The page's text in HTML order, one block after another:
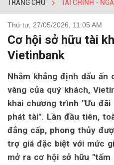
TRANG CHỦ TÀI CHÍNH -
Thứ tư, 27/05/2026, 11:05 AM
Cơ hội sở hữu tài
Vietinbank
Nhằm khẳng định dấu ấn
vàng của quý khách,
khai chương trình "Ưu
phát tài". Lần đầu tiên,
đẳng cấp, phong thủy
trợ giá đặc biệt với mức
mở ra cơ hội sở hữu